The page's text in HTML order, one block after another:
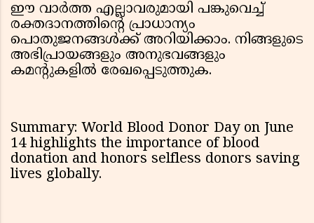
ഈ വാർത്ത എല്ലാവരുമായി പങ്കുവെച്ച്
രക്തദാനത്തിന്റെ പ്രാധാന്യം
പൊതുജനങ്ങൾക്ക് അറിയിക്കാം. നിങ്ങളുടെ
അഭിപ്രായങ്ങളും അനുഭവങ്ങളും
കമന്റുകളിൽ രേഖപ്പെടുത്തുക.
Summary: World Blood Donor Day on June
14 highlights the importance of blood
donation and honors selfless donors saving
lives globally.